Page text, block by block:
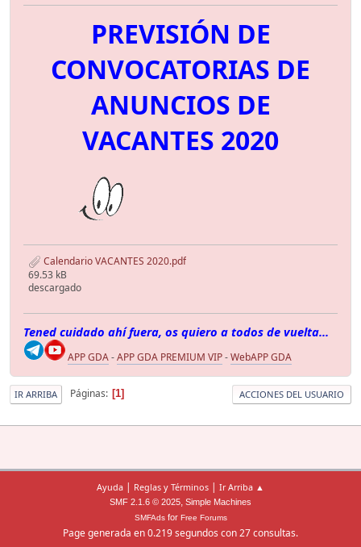
PREVISIÓN DE
CONVOCATORIAS DE
ANUNCIOS DE
VACANTES 2020
Calendario VACANTES 2020.pdf
69.53 kB
descargado
Tened cuidado ahí fuera, os quiero a todos de vuelta...
APP GDA-APP GDA PREMIUM VIP-WebAPP GDA
IR ARRIBA Páginas 1 ACCIONES DEL USUARIO
Ayuda | Reglas y Términos | Ir Arriba ▲
SMF 2.1.6 © 2025, Simple Machines
SMFAdsfor Free Forums
Page generada en 0.219 segundos con 27 consultas.